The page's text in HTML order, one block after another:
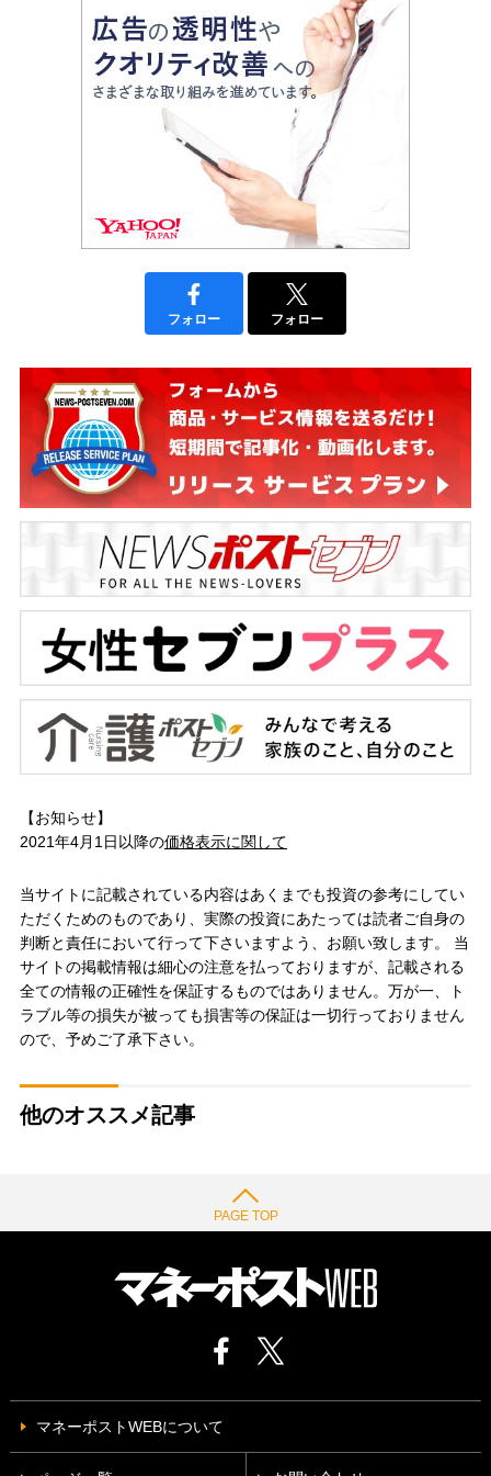
フォロー フォロー
【お知らせ】
2021年4月1日以降の価格表示に関して
当サイトに記載されている内容はあくまでも投資の参考にしてい
ただくためのものであり、実際の投資にあたっては読者ご自身の
判断と責任において行って下さいますよう、お願い致します。 当
サイトの掲載情報は細心の注意を払っておりますが、記載される
全ての情報の正確性を保証するものではありません。万が一、ト
ラブル等の損失が被っても損害等の保証は一切行っておりません
ので、予めご了承下さい。
他のオススメ記事
PAGE TOP
マネーポストWEBについて